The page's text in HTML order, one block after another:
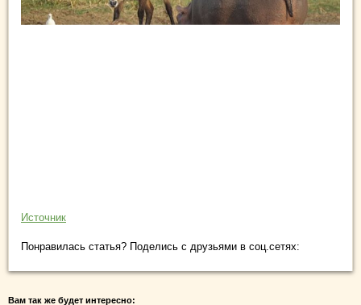
Источник
Понравилась статья? Поделись с друзьями в соц.сетях:
Вам так же будет интересно: